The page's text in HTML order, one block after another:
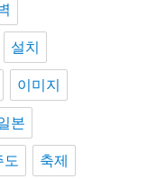
설치
이미지
본
도 축제